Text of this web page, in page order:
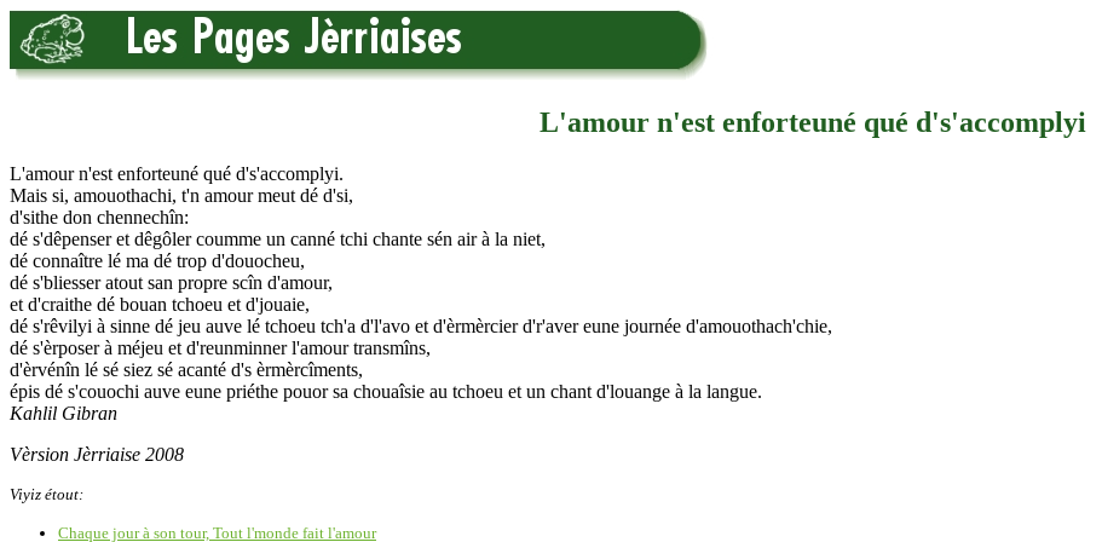
L'amour n'est enforteuné qué d's'accomplyi
L'amour n'est enforteuné qué d's'accomplyi.
Mais si, amouothachi, t'n amour meut dé d'si,
d'sithe don chennechîn:
dé s'dêpenser et dêgôler coumme un canné tchi chante sén air à la niet,
dé connaître lé ma dé trop d'douocheu,
dé s'bliesser atout san propre scîn d'amour,
et d'craithe dé bouan tchoeu et d'jouaie,
dé s'rêvilyi à sinne dé jeu auve lé tchoeu tch'a d'l'avo et d'èrmèrcier d'r'aver eune journée d'amouothach'chie,
dé s'èrposer à méjeu et d'reunminner l'amour transmîns,
d'èrvénîn lé sé siez sé acanté d's èrmèrcîments,
épis dé s'couochi auve eune priéthe pouor sa chouaîsie au tchoeu et un chant d'louange à la langue.
Kahlil Gibran
Vèrsion Jèrriaise 2008
Viyiz étout:
Chaque jour à son tour, Tout l'monde fait l'amour